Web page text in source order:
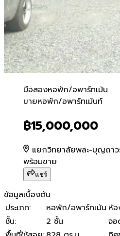
มือสองหอพัก/อพาร์ทเม้น
ขายหอพัก/อพ
ขายหอพัก/อพาร์ทเม้นท์
฿15,000,000
แยกวิทยาลัยพละ-บุญถา
พร้อมขาย
แชร์
ข้อมูลเบื้องต้น
ประเภท: หอพัก/อพาร์ทเม้น ห้
ชั้น: 2 ชั้น จอ